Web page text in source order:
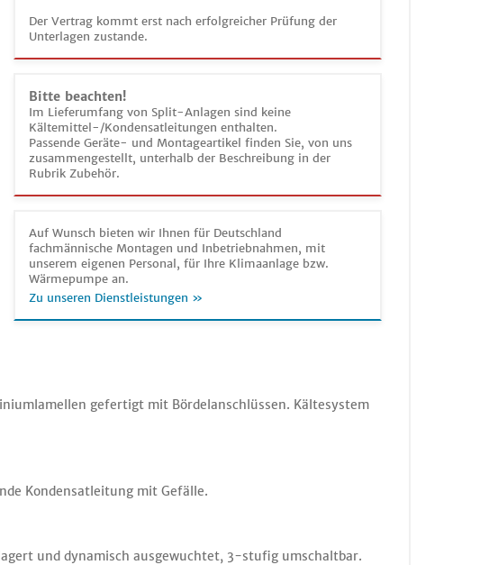
Der Vertrag kommt erst nach erfolgreicher Prüfung der
Unterlagen zustande.
Bitte beachten!
Im Lieferumfang von Split-Anlagen sind keine
Kältemittel-/Kondensatleitungen enthalten.
Passende Geräte- und Montageartikel finden Sie, von uns
zusammengestellt, unterhalb der Beschreibung in der
Rubrik Zubehör.
Auf Wunsch bieten wir Ihnen für Deutschland
fachmännische Montagen und Inbetriebnahmen, mit
unserem eigenen Personal, für Ihre Klimaanlage bzw.
Wärmepumpe an.
Zu unseren Dienstleistungen »
gefertigt mit Bördelanschlüssen. Kältesystem
Kondensatleitung mit Gefälle.
und dynamisch ausgewuchtet, 3-stufig umschaltbar.